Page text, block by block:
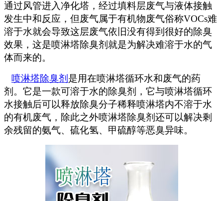
通过风管进入净化塔，经过填料层废气与液体接触
发生中和反应，但废气属于有机物废气俗称VOCs难
溶于水就会导致这层废气依旧没有得到很好的除臭
效果，这是喷淋塔除臭剂就是为解决难溶于水的气
体而来的。
喷淋塔除臭剂 是用在喷淋塔循环水和废气的药
剂。它是一款可溶于水的除臭剂，它与喷淋塔循环
水接触后可以释放除臭分子稀释喷淋塔内不溶于水
的有机废气，除此之外喷淋塔除臭剂还可以解决剩
余残留的氨气、硫化氢、甲硫醇等恶臭异味。